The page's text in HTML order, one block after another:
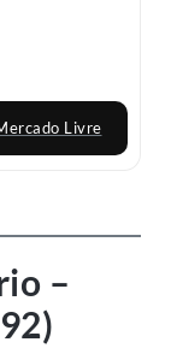
Livre
–